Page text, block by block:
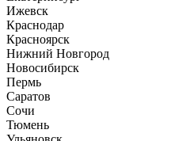
Ижевск
Краснодар
Красноярск
Нижний Новгород
Новосибирск
Пермь
Саратов
Сочи
Тюмень